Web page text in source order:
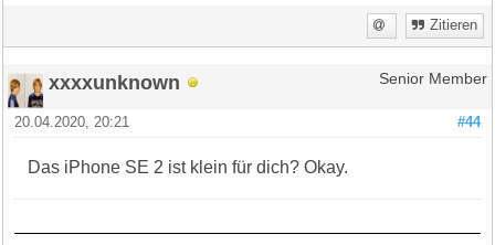
Zitieren
xxxxunknown Senior Member
#44
20.04.2020, 20:21
Das iPhone SE 2 ist klein für dich? Okay.